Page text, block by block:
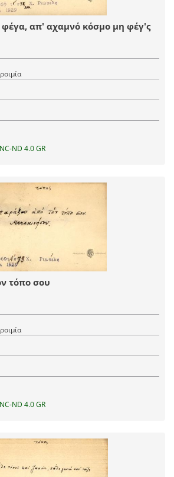
απ' αχαμνό κόσμο μη φέγ'ς
ND 4.0 GR
τόπο σου
ND 4.0 GR